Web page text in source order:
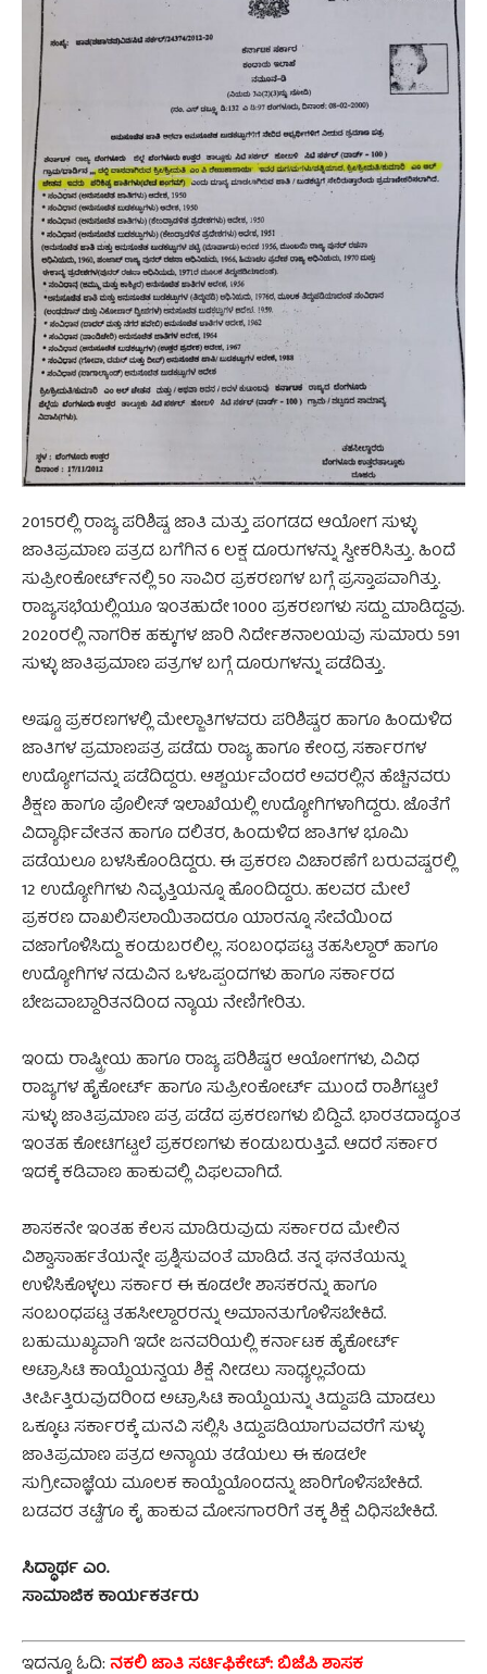
2015ರಲ್ಲಿ ರಾಜ್ಯ ಪರಿಶಿಷ್ಟ ಜಾತಿ ಮತ್ತು ಪಂಗಡದ ಆಯೋಗ ಸುಳ್ಳು
ಜಾತಿಪ್ರಮಾಣ ಪತ್ರದ ಬಗೆಗಿನ 6 ಲಕ್ಷ ದೂರುಗಳನ್ನು ಸ್ವೀಕರಿಸಿತ್ತು. ಹಿಂದೆ
ಸುಪ್ರೀಂಕೋರ್ಟ್‌ನಲ್ಲಿ 50 ಸಾವಿರ ಪ್ರಕರಣಗಳ ಬಗ್ಗೆ ಪ್ರಸ್ತಾಪವಾಗಿತ್ತು.
ರಾಜ್ಯಸಭೆಯಲ್ಲಿಯೂ ಇಂತಹುದೇ 1000 ಪ್ರಕರಣಗಳು ಸದ್ದು ಮಾಡಿದ್ದವು.
2020ರಲ್ಲಿ ನಾಗರಿಕ ಹಕ್ಕುಗಳ ಜಾರಿ ನಿರ್ದೇಶನಾಲಯವು ಸುಮಾರು 591
ಸುಳ್ಳು ಜಾತಿಪ್ರಮಾಣ ಪತ್ರಗಳ ಬಗ್ಗೆ ದೂರುಗಳನ್ನು ಪಡೆದಿತ್ತು.
ಅಷ್ಟೂ ಪ್ರಕರಣಗಳಲ್ಲಿ ಮೇಲ್ಜಾತಿಗಳವರು ಪರಿಶಿಷ್ಟರ ಹಾಗೂ ಹಿಂದುಳಿದ
ಜಾತಿಗಳ ಪ್ರಮಾಣಪತ್ರ ಪಡೆದು ರಾಜ್ಯ ಹಾಗೂ ಕೇಂದ್ರ ಸರ್ಕಾರಗಳ
ಉದ್ಯೋಗವನ್ನು ಪಡೆದಿದ್ದರು. ಆಶ್ಚರ್ಯವೆಂದರೆ ಅವರಲ್ಲಿನ ಹೆಚ್ಚಿನವರು
ಶಿಕ್ಷಣ ಹಾಗೂ ಪೊಲೀಸ್ ಇಲಾಖೆಯಲ್ಲಿ ಉದ್ಯೋಗಿಗಳಾಗಿದ್ದರು. ಜೊತೆಗೆ
ವಿದ್ಯಾರ್ಥಿವೇತನ ಹಾಗೂ ದಲಿತರ, ಹಿಂದುಳಿದ ಜಾತಿಗಳ ಭೂಮಿ
ಪಡೆಯಲೂ ಬಳಸಿಕೊಂಡಿದ್ದರು. ಈ ಪ್ರಕರಣ ವಿಚಾರಣೆಗೆ ಬರುವಷ್ಟರಲ್ಲಿ
12 ಉದ್ಯೋಗಿಗಳು ನಿವೃತ್ತಿಯನ್ನೂ ಹೊಂದಿದ್ದರು. ಹಲವರ ಮೇಲೆ
ಪ್ರಕರಣ ದಾಖಲಿಸಲಾಯಿತಾದರೂ ಯಾರನ್ನೂ ಸೇವೆಯಿಂದ
ವಜಾಗೊಳಿಸಿದ್ದು ಕಂಡುಬರಲಿಲ್ಲ. ಸಂಬಂಧಪಟ್ಟ ತಹಸಿಲ್ದಾರ್ ಹಾಗೂ
ಉದ್ಯೋಗಿಗಳ ನಡುವಿನ ಒಳಒಪ್ಪಂದಗಳು ಹಾಗೂ ಸರ್ಕಾರದ
ಬೇಜವಾಬ್ದಾರಿತನದಿಂದ ನ್ಯಾಯ ನೇಣಿಗೇರಿತು.
ಇಂದು ರಾಷ್ಟ್ರೀಯ ಹಾಗೂ ರಾಜ್ಯ ಪರಿಶಿಷ್ಟರ ಆಯೋಗಗಳು, ವಿವಿಧ
ರಾಜ್ಯಗಳ ಹೈಕೋರ್ಟ್ ಹಾಗೂ ಸುಪ್ರೀಂಕೋರ್ಟ್ ಮುಂದೆ ರಾಶಿಗಟ್ಟಲೆ
ಸುಳ್ಳು ಜಾತಿಪ್ರಮಾಣ ಪತ್ರ ಪಡೆದ ಪ್ರಕರಣಗಳು ಬಿದ್ದಿವೆ. ಭಾರತದಾದ್ಯಂತ
ಇಂತಹ ಕೋಟಿಗಟ್ಟಲೆ ಪ್ರಕರಣಗಳು ಕಂಡುಬರುತ್ತಿವೆ. ಆದರೆ ಸರ್ಕಾರ
ಇದಕ್ಕೆ ಕಡಿವಾಣ ಹಾಕುವಲ್ಲಿ ವಿಫಲವಾಗಿದೆ.
ಶಾಸಕನೇ ಇಂತಹ ಕೆಲಸ ಮಾಡಿರುವುದು ಸರ್ಕಾರದ ಮೇಲಿನ
ವಿಶ್ವಾಸಾರ್ಹತೆಯನ್ನೇ ಪ್ರಶ್ನಿಸುವಂತೆ ಮಾಡಿದೆ. ತನ್ನ ಘನತೆಯನ್ನು
ಉಳಿಸಿಕೊಳ್ಳಲು ಸರ್ಕಾರ ಈ ಕೂಡಲೇ ಶಾಸಕರನ್ನು ಹಾಗೂ
ಸಂಬಂಧಪಟ್ಟ ತಹಸೀಲ್ದಾರರನ್ನು ಅಮಾನತುಗೊಳಿಸಬೇಕಿದೆ.
ಬಹುಮುಖ್ಯವಾಗಿ ಇದೇ ಜನವರಿಯಲ್ಲಿ ಕರ್ನಾಟಕ ಹೈಕೋರ್ಟ್
ಅಟ್ರಾಸಿಟಿ ಕಾಯ್ದೆಯನ್ವಯ ಶಿಕ್ಷೆ ನೀಡಲು ಸಾಧ್ಯಲ್ಲವೆಂದು
ತೀರ್ಪಿತ್ತಿರುವುದರಿಂದ ಅಟ್ರಾಸಿಟಿ ಕಾಯ್ದೆಯನ್ನು ತಿದ್ದುಪಡಿ ಮಾಡಲು
ಒಕ್ಕೂಟ ಸರ್ಕಾರಕ್ಕೆ ಮನವಿ ಸಲ್ಲಿಸಿ ತಿದ್ದುಪಡಿಯಾಗುವವರೆಗೆ ಸುಳ್ಳು
ಜಾತಿಪ್ರಮಾಣ ಪತ್ರದ ಅನ್ಯಾಯ ತಡೆಯಲು ಈ ಕೂಡಲೇ
ಸುಗ್ರೀವಾಜ್ಞೆಯ ಮೂಲಕ ಕಾಯ್ದೆಯೊಂದನ್ನು ಜಾರಿಗೊಳಿಸಬೇಕಿದೆ.
ಬಡವರ ತಟ್ಟೆಗೂ ಕೈ ಹಾಕುವ ಮೋಸಗಾರರಿಗೆ ತಕ್ಕ ಶಿಕ್ಷೆ ವಿಧಿಸಬೇಕಿದೆ.
ಸಿದ್ಧಾರ್ಥ ಎಂ.
ಸಾಮಾಜಿಕ ಕಾರ್ಯಕರ್ತರು
ಇದನ್ನೂ ಓದಿ:ನಕಲಿ ಜಾತಿ ಸರ್ಟಿಫಿಕೇಟ್‌: ಬಿಜೆಪಿ ಶಾಸಕ